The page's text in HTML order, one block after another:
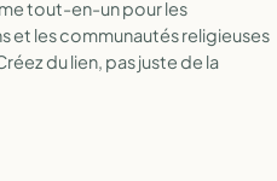
tout-en-un pour les
et les communautés religieuses
du lien, pas juste de la